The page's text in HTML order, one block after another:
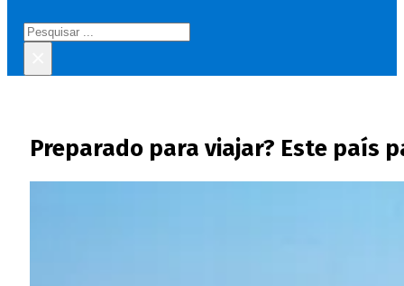
Pesquisar
Preparado para viajar? Este país